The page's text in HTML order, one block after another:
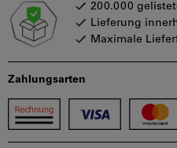
Zahlungsarten
200.000
Lieferung
Maximale